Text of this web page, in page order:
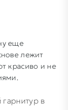
еще
лежит
красиво и не
в